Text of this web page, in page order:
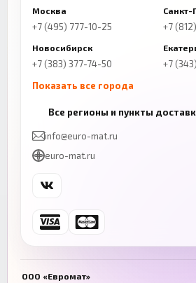
Москва
+7 (495) 777-10-25
Санкт-
+7
Новосибирск
+7 (383) 377-74-50
+7
Показать все города
+7 (843) 206-01-30
Челябинск
+7 (343) 300-99-67
Ростов-на-Дону
+7 (863) 333-50-75
Все регионы и пункты
info@euro-mat.ru
euro-mat.ru
ООО «Евромат»